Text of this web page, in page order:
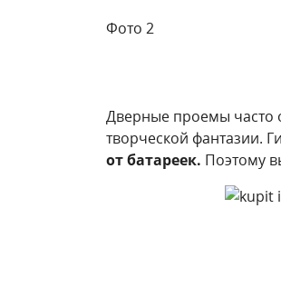
Фото 2
Дверные проемы часто
творческой фантазии.
от батареек. Поэтому